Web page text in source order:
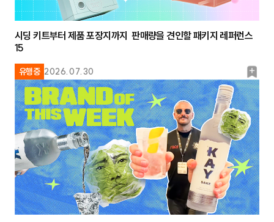
유행중 2026.07.30
북
마
크
시딩 키트부터 제품 포장지까지 판매량을 견인할 패키지 레퍼런스
15